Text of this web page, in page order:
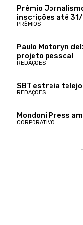
Prêmio
inscrições até
PRÊMIOS
Paulo Motoryn
projeto pessoal
REDAÇÕES
SBT estreia
REDAÇÕES
Mondoni Press
CORPORATIVO